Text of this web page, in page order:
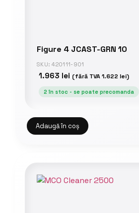
Figure 4 JCAST-GRN 10
SKU: 420111-901
1.963 lei (fără TVA1.622 lei)
2 în stoc - se poate precomanda
Adaugă în coș